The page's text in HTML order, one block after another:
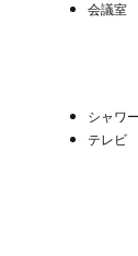
会議室
シャワ
テレビ